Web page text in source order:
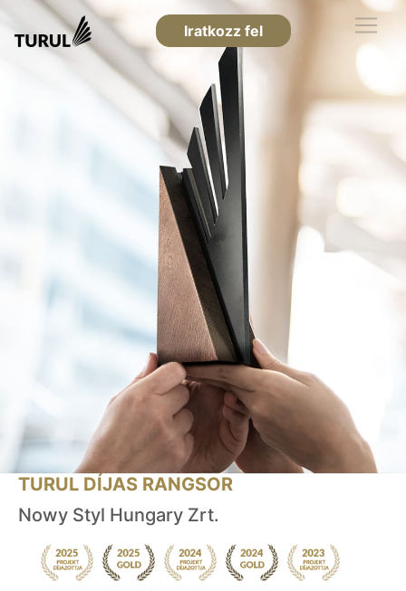
Iratkozz fel
TURUL DÍJAS RANGSOR
Nowy Styl Hungary Zrt.